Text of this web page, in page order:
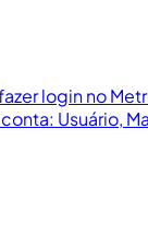
login no
Usuário,